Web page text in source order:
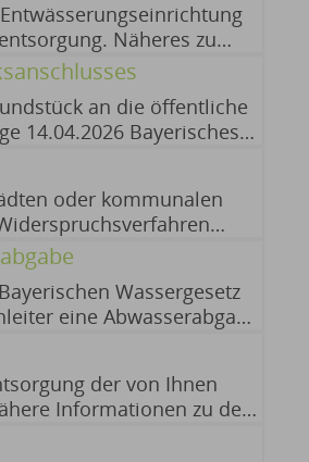
Näheres zu
an die öffentliche
14.04.2026 Bayerisches
BayernPortal)
oder kommunalen
(siehe
Wassergesetz
eine Abwasserabgabe
an die
der von Ihnen
Informationen zu den
Die Fristen werden Ihnen